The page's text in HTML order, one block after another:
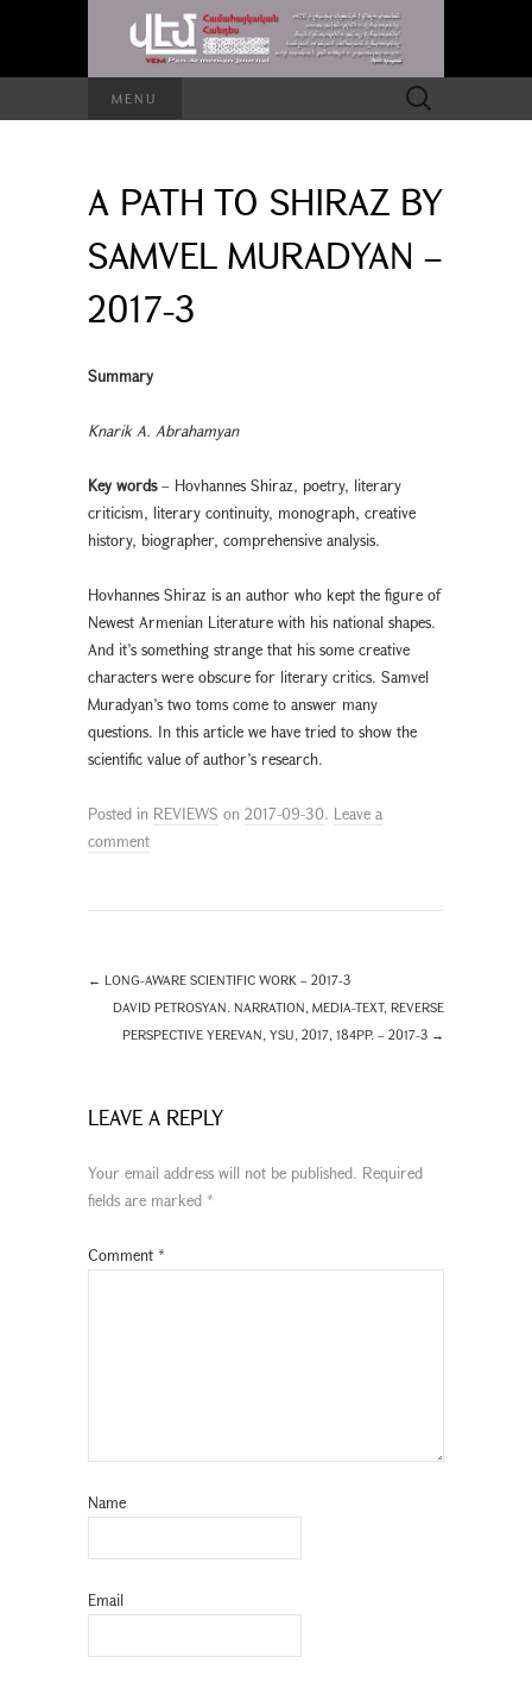
MENU
Search
for:
A PATH TO SHIRAZ BY
SAMVEL MURADYAN –
2017-3
Summary
Knarik A. Abrahamyan
Key words– Hovhannes Shiraz, poetry, literary
criticism, literary continuity, monograph, creative
history, biographer, comprehensive analysis.
Hovhannes Shiraz is an author who kept the figure of
Newest Armenian Literature with his national shapes.
And it’s something strange that his some creative
characters were obscure for literary critics. Samvel
Muradyan’s two toms come to answer many
questions. In this article we have tried to show the
scientific value of author’s research.
Posted in REVIEWS on 2017-09-30. Leave a
comment
← LONG-AWARE SCIENTIFIC WORK – 2017-3
DAVID PETROSYAN. NARRATION, MEDIA-TEXT, REVERSE
PERSPECTIVE YEREVAN, YSU, 2017, 184PP. – 2017-3 →
LEAVE A REPLY
Your email address will not be published. Required
fields are marked *
Comment *
Name
Email